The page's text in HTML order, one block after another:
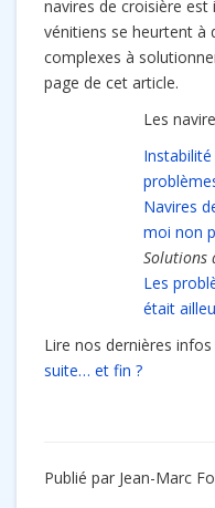
navires de croisière
vénitiens se heurtent à
complexes à
page de cet article.
Les
Navires
moi non
Solutions
Les
était
Lire nos dernières
suite… et fin ?
Publié par Jean-Marc